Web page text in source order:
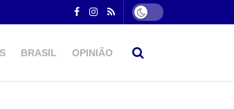
BRASIL OPINIÃO